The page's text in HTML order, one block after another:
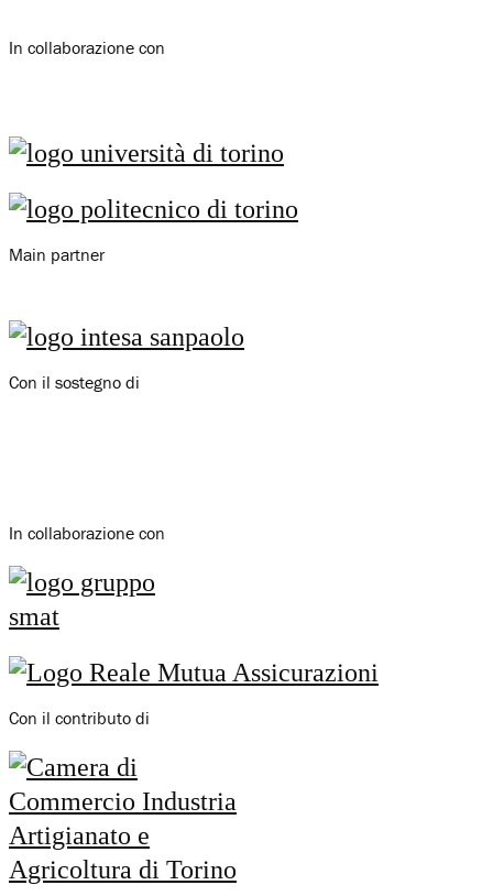
In collaborazione con
Main partner
Con il sostegno di
In collaborazione con
Con il contributo di